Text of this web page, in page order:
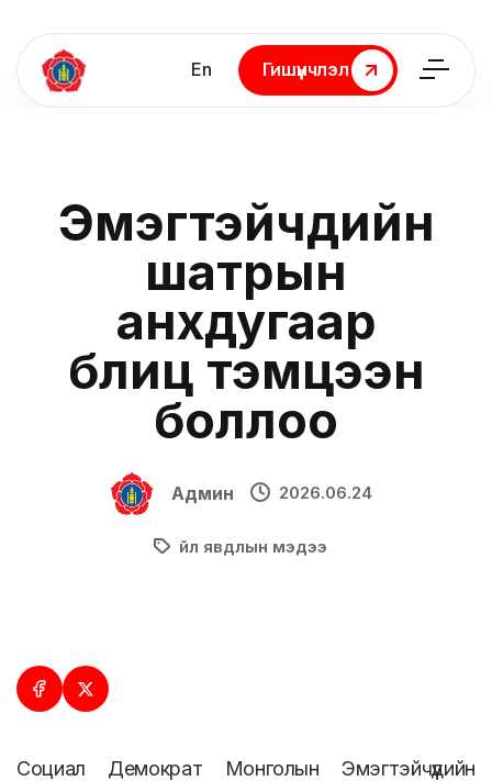
En
Гишүүнчлэл
Гишүүнчлэл
Эмэгтэйчүүдийн
шатрын
анхдугаар
блиц тэмцээн
боллоо
Админ 2026.06.24
Үйл явдлын мэдээ
Социал Демократ Монголын Эмэгтэйчүүдийн